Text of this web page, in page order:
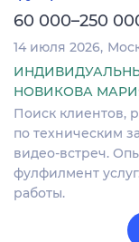
60 000–250
14 июля 2026
НОВИКОВА
Поиск клиентов,
по техническим
видео-встреч.
фулфилмент
работы.